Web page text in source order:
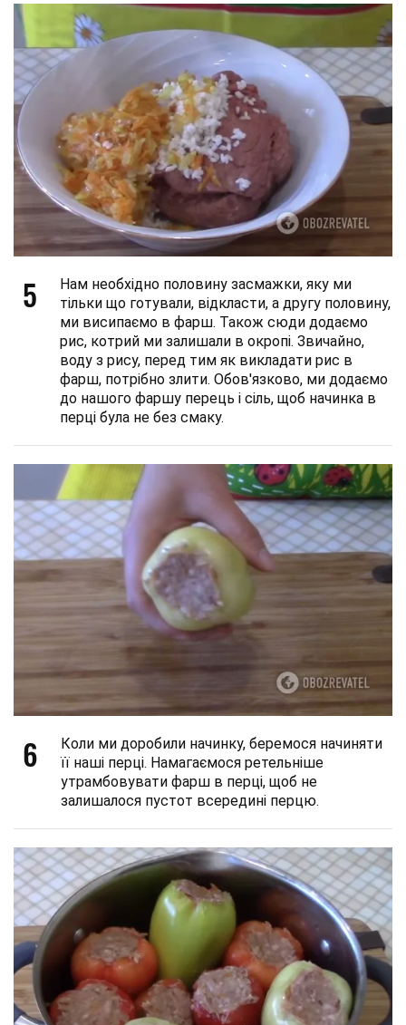
5
Нам необхідно половину засмажки, яку ми
тільки що готували, відкласти, а другу половину,
ми висипаємо в фарш. Також сюди додаємо
рис, котрий ми залишали в окропі. Звичайно,
воду з рису, перед тим як викладати рис в
фарш, потрібно злити. Обов'язково, ми додаємо
до нашого фаршу перець і сіль, щоб начинка в
перці була не без смаку.
6
Коли ми доробили начинку, беремося начиняти
її наші перці. Намагаємося ретельніше
утрамбовувати фарш в перці, щоб не
залишалося пустот всередині перцю.